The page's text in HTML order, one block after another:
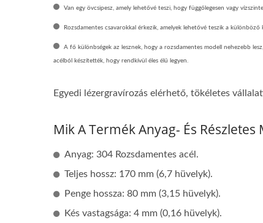
Van egy övcsipesz, amely lehetővé teszi, hogy függőlegesen vagy
Rozsdamentes csavarokkal érkezik, amelyek lehetővé teszik a különböző
A fő különbségek az lesznek, hogy a rozsdamentes modell nehezebb
acélból készítették, hogy rendkívül éles élű legyen.
Egyedi lézergravírozás elérhető, tökéletes
Mik A Termék Anyag- És
Anyag: 304 Rozsdamentes acél.
Teljes hossz: 170 mm (6,7 hüvelyk).
Penge hossza: 80 mm (3,15 hüvelyk).
Kés vastagsága: 4 mm (0,16 hüvelyk).